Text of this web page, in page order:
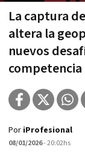
La captura
altera la
nuevos
Por iProfesional
08/01/2026- 20:02hs